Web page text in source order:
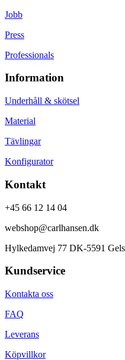
Jobb
Press
Professionals
Information
Underhåll & skötsel
Material
Tävlingar
Konfigurator
Kontakt
+45 66 12 14 04
webshop@carlhansen.dk
Hylkedamvej 77 DK-5591
Kundservice
Kontakta oss
FAQ
Leverans
Köpvillkor